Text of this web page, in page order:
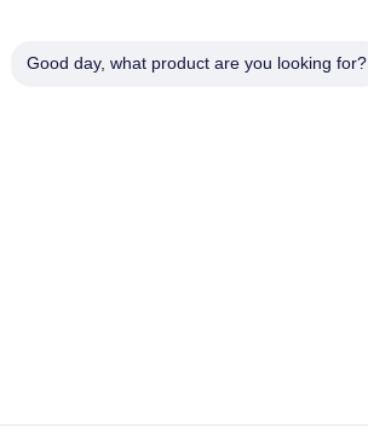
Good day, what product are you looking for?